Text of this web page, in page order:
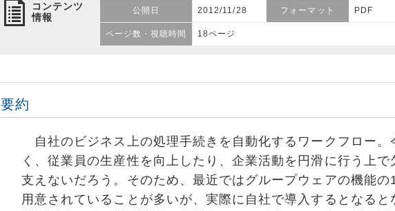
コンテンツ
情報
公開日 2012/11/28 フォーマット PDF
ページ数・視聴時間 18ページ
要約
自社のビジネス上の処理手続きを自動化するワークフロー。
く、従業員の生産性を向上したり、企業活動を円滑に行う上
支えないだろう。そのため、最近ではグループウェアの機能
用意されていることが多いが、実際に自社で導入するとなると